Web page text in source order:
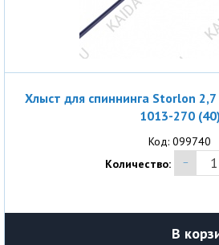
Хлыст для спиннинга Storlon
1013-270
Код: 099740
Количество:
В